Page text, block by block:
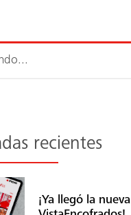
recientes
¡Ya llegó la nueva